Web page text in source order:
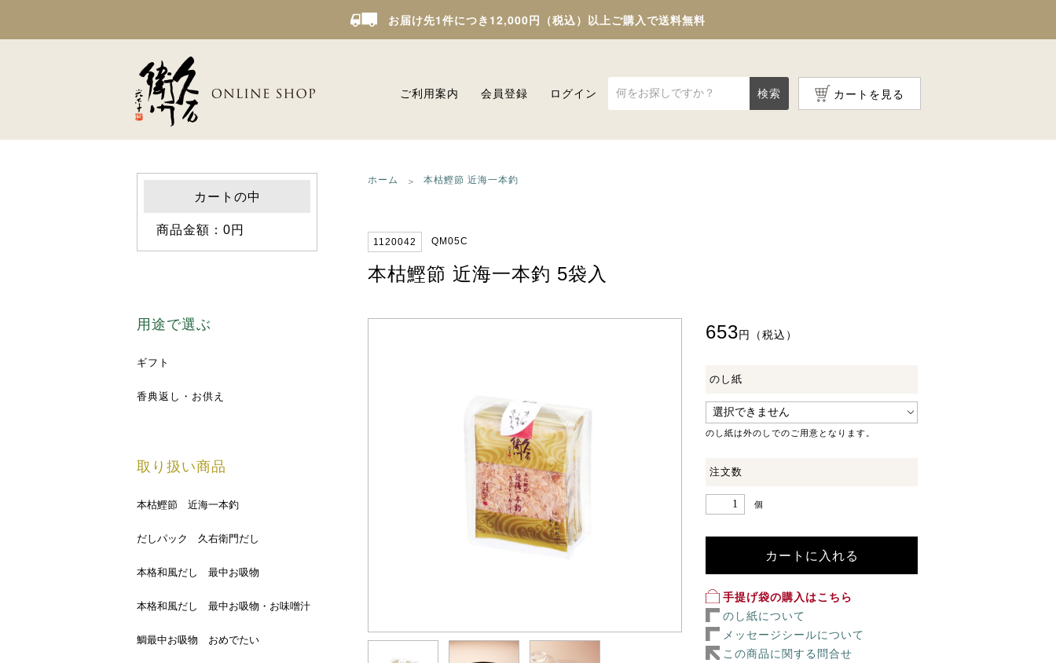
お届け先1件につき12,000円（税込）以上ご購入で送料無料
ご利用案内 会員登録 ログイン 検索 カートを見る
カートの中
商品金額：0円
用途で選ぶ
ギフト
香典返し・お供え
取り扱い商品
本枯鰹節 近海一本釣
だしパック 久右衛門だし
本格和風だし 最中お吸物
本格和風だし 最中お吸物・お味噌汁
鯛最中お吸物 おめでたい
ホーム 本枯鰹節 近海一本釣
1120042 QM05C
本枯鰹節 近海一本釣 5袋入
653円（税込）
のし紙
のし紙は外のしでのご用意となります。
注文数
個
カートに入れる
手提げ袋の購入はこちら
のし紙について
メッセージシールについて
この商品に関する問合せ